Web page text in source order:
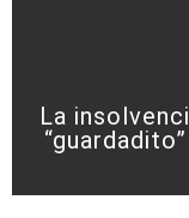
La